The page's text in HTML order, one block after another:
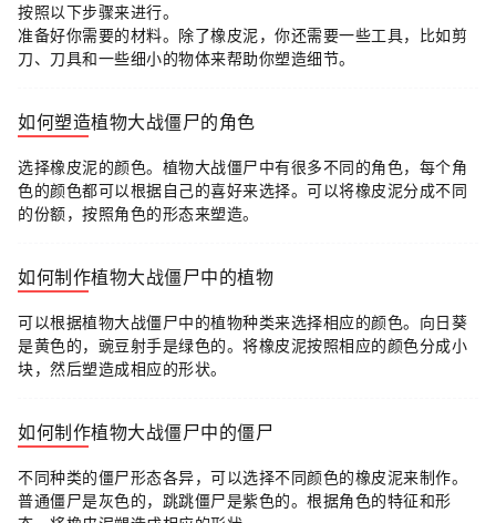
按照以下步骤来进行。
准备好你需要的材料。除了橡皮泥，你还需要一些工具，比如剪
刀、刀具和一些细小的物体来帮助你塑造细节。
如何塑造植物大战僵尸的角色
选择橡皮泥的颜色。植物大战僵尸中有很多不同的角色，每个角
色的颜色都可以根据自己的喜好来选择。可以将橡皮泥分成不同
的份额，按照角色的形态来塑造。
如何制作植物大战僵尸中的植物
可以根据植物大战僵尸中的植物种类来选择相应的颜色。向日葵
是黄色的，豌豆射手是绿色的。将橡皮泥按照相应的颜色分成小
块，然后塑造成相应的形状。
如何制作植物大战僵尸中的僵尸
不同种类的僵尸形态各异，可以选择不同颜色的橡皮泥来制作。
普通僵尸是灰色的，跳跳僵尸是紫色的。根据角色的特征和形